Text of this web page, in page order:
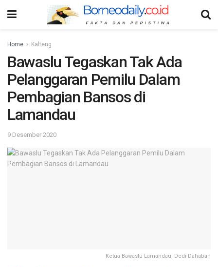
Home Kalteng
Bawaslu Tegaskan Tak Ada
Pelanggaran Pemilu Dalam
Pembagian Bansos di
Lamandau
9 Desember 2020
Ketua Bawaslu Lamandau, Dedi Dahaban